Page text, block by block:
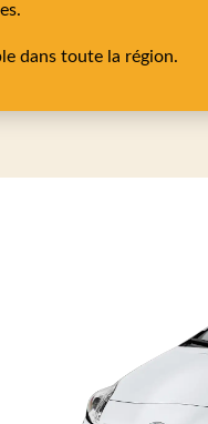
.
dans toute la région.